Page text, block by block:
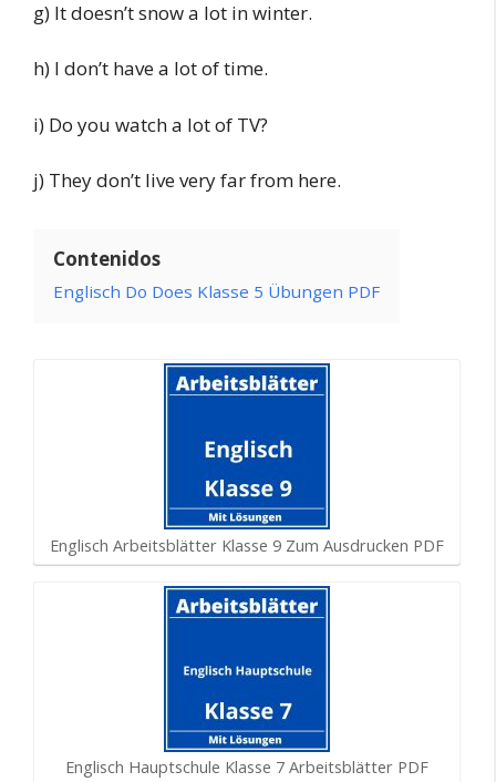
g) It doesn’t snow a lot in winter.
h) I don’t have a lot of time.
i) Do you watch a lot of TV?
j) They don’t live very far from here.
Contenidos
Englisch Do Does Klasse 5 Übungen PDF
Englisch Arbeitsblätter Klasse 9 Zum Ausdrucken PDF
Englisch Hauptschule Klasse 7 Arbeitsblätter PDF